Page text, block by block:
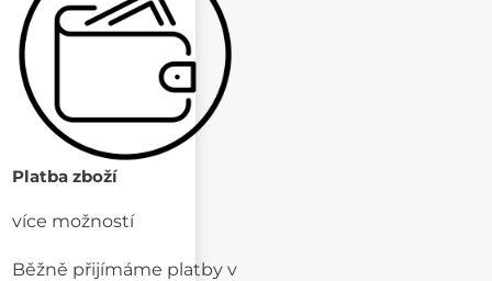
Platba zboží
více možností
Běžně přijímáme platby v